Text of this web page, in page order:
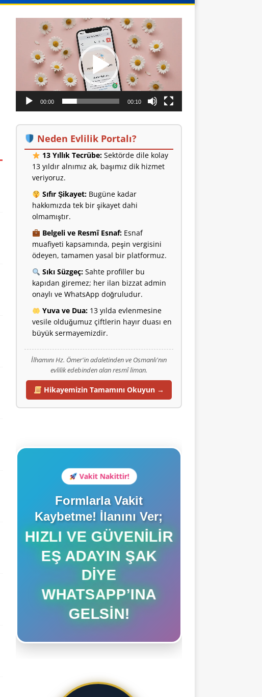
oynatıcı
00:00 00:10
Neden Evlilik Portalı?
13 Yıllık Tecrübe:Sektörde dile kolay
13 yıldır alnımız ak, başımız dik hizmet
veriyoruz.
Sıfır Şikayet:Bugüne kadar
hakkımızda tek bir şikayet dahi
olmamıştır.
Belgeli ve Resmî Esnaf:Esnaf
muafiyeti kapsamında, peşin vergisini
ödeyen, tamamen yasal bir platformuz.
Sıkı Süzgeç:Sahte profiller bu
kapıdan giremez; her ilan bizzat admin
onaylı ve WhatsApp doğruludur.
Yuva ve Dua:13 yılda evlenmesine
vesile olduğumuz çiftlerin hayır duası en
büyük sermayemizdir.
İlhamını Hz. Ömer'in adaletinden ve Osmanlı'nın
evlilik edebinden alan resmî liman.
Hikayemizin Tamamını Okuyun →
Vakit Nakittir!
Formlarla Vakit
Kaybetme! İlanını Ver;
HIZLI VE GÜVENILIR
EŞ ADAYIN ŞAK
DIYE
WHATSAPP’INA
GELSIN!